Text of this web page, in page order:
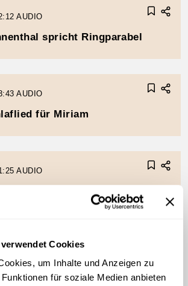
Cookies
um Inhalte und Anzeigen zu
für soziale Medien anbieten
AUDIO
spricht Ringparabel
AUDIO
für Miriam
AUDIO
Gascogner Lied